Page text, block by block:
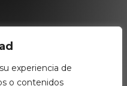
experiencia de
o contenidos
por la